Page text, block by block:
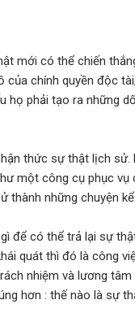
mới có thể chiến
của chính quyền độc
họ phải tạo ra những
thức sự thật lịch
một công cụ phục vụ
thành những chuyện
để có thể trả lại sự
quát thì đó là công
nhiệm và lương tâm
hơn : thế nào là sự